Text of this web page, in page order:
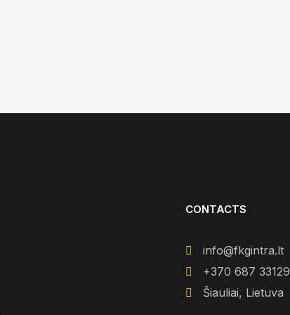
CONTACTS
info@fkgintra.lt
+370 687 33129
Šiauliai, Lietuva